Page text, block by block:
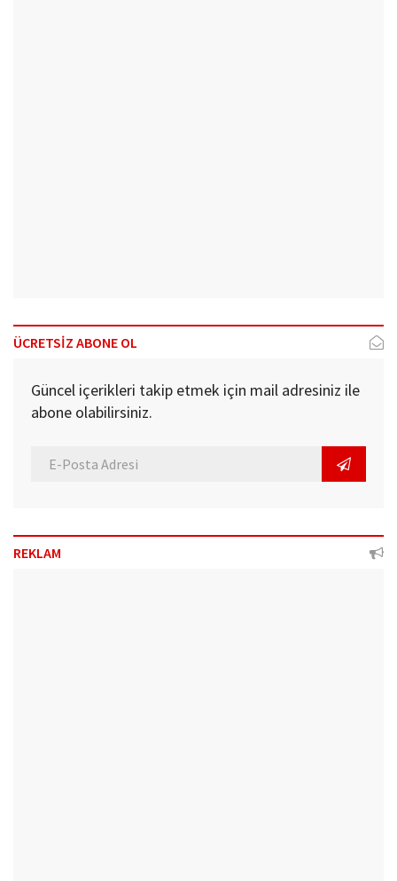
ÜCRETSİZ ABONE OL
Güncel içerikleri takip etmek için mail adresiniz ile
abone olabilirsiniz.
REKLAM